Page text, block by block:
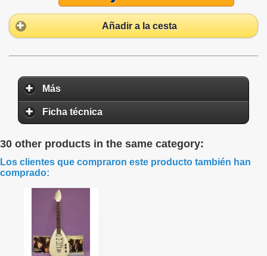
Añadir a la cesta
Más
Ficha técnica
30 other products in the same category:
Los clientes que compraron este producto también han
comprado: